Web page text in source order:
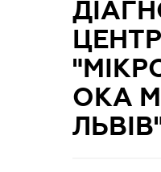
ЦЕНТР
ОКА